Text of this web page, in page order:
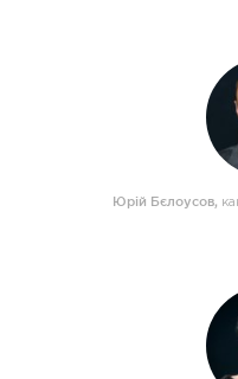
Юрій Бєлоусов,